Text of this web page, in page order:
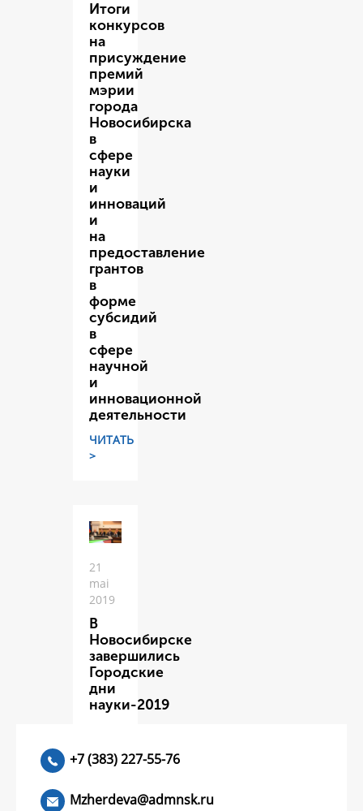
Итоги
конкурсов
на
присуждение
премий
мэрии
города
Новосибирска
в
сфере
науки
и
инноваций
и
на
предоставление
грантов
в
форме
субсидий
в
сфере
научной
и
инновационной
деятельности
ЧИТАТЬ
>
21
mai
2019
В
Новосибирске
завершились
Городские
дни
науки-2019
+7 (383) 227-55-76
Mzherdeva@admnsk.ru